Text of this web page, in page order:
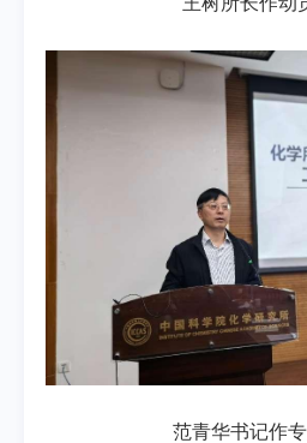
范青华书记作